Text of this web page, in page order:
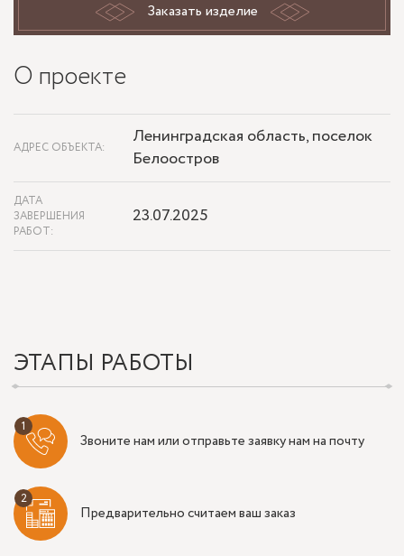
Заказать изделие
О проекте
АДРЕС ОБЪЕКТА:
Ленинградская область, поселок
Белоостров
ДАТА
ЗАВЕРШЕНИЯ
РАБОТ:
23.07.2025
ЭТАПЫ РАБОТЫ
Звоните нам или отправьте заявку нам на почту
Предварительно считаем ваш заказ